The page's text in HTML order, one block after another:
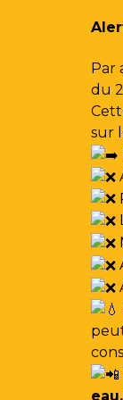
Par
du
sur